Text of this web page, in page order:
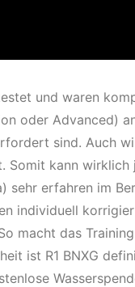
und waren
oder Advanced)
sind. Auch
kann wirklich
sehr erfahren im
individuell
macht das
ist R1 BNXG